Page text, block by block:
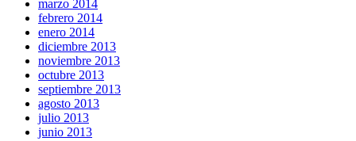
marzo 2014
febrero 2014
enero 2014
diciembre 2013
noviembre 2013
octubre 2013
septiembre 2013
agosto 2013
julio 2013
junio 2013